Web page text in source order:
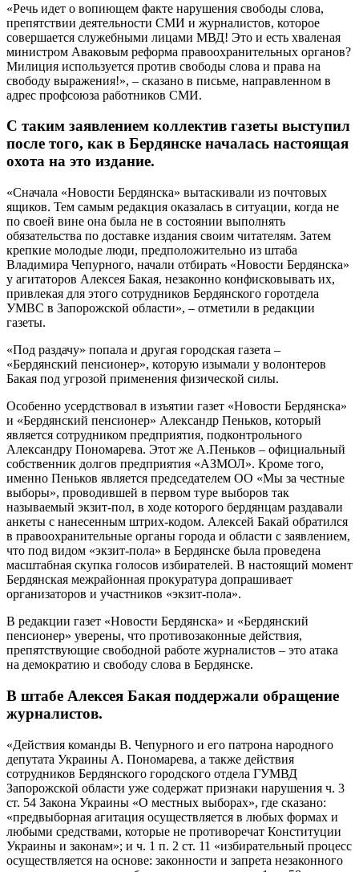
«Речь идет о вопиющем факте нарушения свободы слова,
препятствии деятельности СМИ и журналистов, которое
совершается служебными лицами МВД! Это и есть хваленая
министром Аваковым реформа правоохранительных органов?
Милиция используется против свободы слова и права на
свободу выражения!», – сказано в письме, направленном в
адрес профсоюза работников СМИ.
С таким заявлением коллектив газеты выступил
после того, как в Бердянске началась настоящая
охота на это издание.
«Сначала «Новости Бердянска» вытаскивали из почтовых
ящиков. Тем самым редакция оказалась в ситуации, когда не
по своей вине она была не в состоянии выполнять
обязательства по доставке издания своим читателям. Затем
крепкие молодые люди, предположительно из штаба
Владимира Чепурного, начали отбирать «Новости Бердянска»
у агитаторов Алексея Бакая, незаконно конфисковывать их,
привлекая для этого сотрудников Бердянского горотдела
УМВС в Запорожской области», – отметили в редакции
газеты.
«Под раздачу» попала и другая городская газета –
«Бердянский пенсионер», которую изымали у волонтеров
Бакая под угрозой применения физической силы.
Особенно усердствовал в изъятии газет «Новости Бердянска»
и «Бердянский пенсионер» Александр Пеньков, который
является сотрудником предприятия, подконтрольного
Александру Пономарева. Этот же А.Пеньков – официальный
собственник долгов предприятия «АЗМОЛ». Кроме того,
именно Пеньков является председателем ОО «Мы за честные
выборы», проводившей в первом туре выборов так
называемый экзит-пол, в ходе которого бердянцам раздавали
анкеты с нанесенным штрих-кодом. Алексей Бакай обратился
в правоохранительные органы города и области с заявлением,
что под видом «экзит-пола» в Бердянске была проведена
масштабная скупка голосов избирателей. В настоящий момент
Бердянская межрайонная прокуратура допрашивает
организаторов и участников «экзит-пола».
В редакции газет «Новости Бердянска» и «Бердянский
пенсионер» уверены, что противозаконные действия,
препятствующие свободной работе журналистов – это атака
на демократию и свободу слова в Бердянске.
В штабе Алексея Бакая поддержали обращение
журналистов.
«Действия команды В. Чепурного и его патрона народного
депутата Украины А. Пономарева, а также действия
сотрудников Бердянского городского отдела ГУМВД
Запорожской области уже содержат признаки нарушения ч. 3
ст. 54 Закона Украины «О местных выборах», где сказано:
«предвыборная агитация осуществляется в любых формах и
любыми средствами, которые не противоречат Конституции
Украины и законам»; и ч. 1 п. 2 ст. 11 «избирательный процесс
осуществляется на основе: законности и запрета незаконного